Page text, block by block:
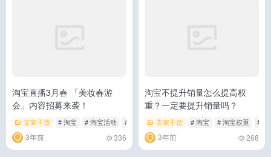
淘宝直播3月春 「美妆春游
会」内容招募来袭！
卖家干货 # 淘宝 # 淘宝活动 # 淘宝直播
3年前 336
淘宝不提升销量怎么提高权
重？一定要提升销量吗？
卖家干货 # 淘宝 # 淘宝权重 # 淘
3年前 268